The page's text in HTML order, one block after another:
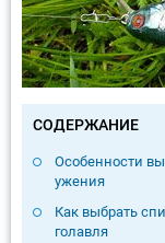
СОДЕРЖАНИЕ
Особенности
ужения
Как выбрать
голавля